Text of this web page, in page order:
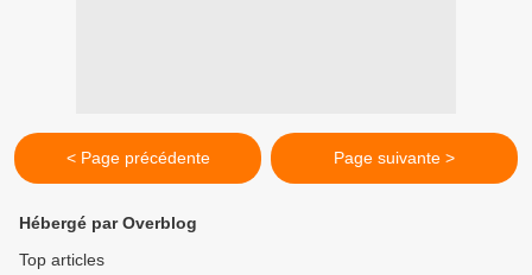
< Page précédente Page suivante >
Hébergé par Overblog
Top articles